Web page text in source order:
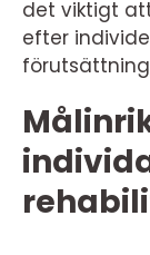
det viktigt
efter